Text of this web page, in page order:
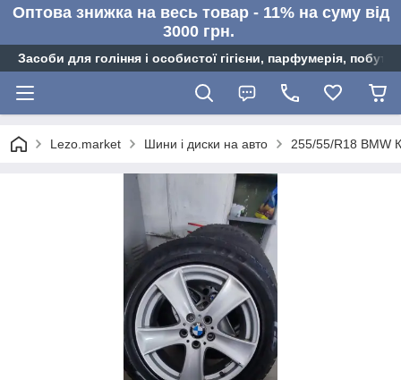
Оптова знижка на весь товар - 11% на суму від
3000 грн.
Засоби для гоління і особистої гігієни, парфумерія,
Lezo.market Шини і диски на авто 255/55/R18 BMW